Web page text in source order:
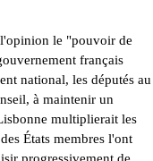
le "pouvoir de
français
national, les députés au
à maintenir un
multiplierait les
États membres l'ont
progressivement de